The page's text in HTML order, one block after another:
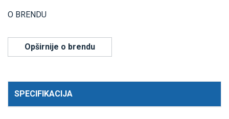
O BRENDU
Opširnije o brendu
SPECIFIKACIJA